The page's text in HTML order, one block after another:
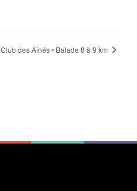
Club des Aînés • Balade 8 à 9 km